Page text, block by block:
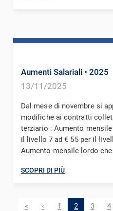
Aumenti Salariali • 2025
13/11/2025
Dal mese di novembre si
modifiche ai contratti
terziario : Aumento
il livello 7 ad € 55 per il
Aumento mensile lordo che
SCOPRI DI PIÙ
« ‹ 1 2 3 4